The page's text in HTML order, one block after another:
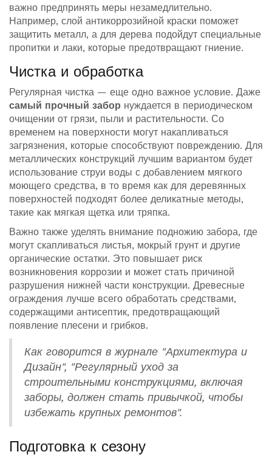
важно предпринять меры незамедлительно.
Например, слой антикоррозийной краски поможет
защитить металл, а для дерева подойдут специальные
пропитки и лаки, которые предотвращают гниение.
Чистка и обработка
Регулярная чистка — еще одно важное условие. Даже
самый прочный забор нуждается в периодическом
очищении от грязи, пыли и растительности. Со
временем на поверхности могут накапливаться
загрязнения, которые способствуют повреждению. Для
металлических конструкций лучшим вариантом будет
использование струи воды с добавлением мягкого
моющего средства, в то время как для деревянных
поверхностей подходят более деликатные методы,
такие как мягкая щетка или тряпка.
Важно также уделять внимание подножию забора, где
могут скапливаться листья, мокрый грунт и другие
органические остатки. Это повышает риск
возникновения коррозии и может стать причиной
разрушения нижней части конструкции. Древесные
ограждения лучше всего обработать средствами,
содержащими антисептик, предотвращающий
появление плесени и грибков.
Как говорится в журнале "Архитектура и
Дизайн", "Регулярный уход за
строительными конструкциями, включая
заборы, должен стать привычкой, чтобы
избежать крупных ремонтов".
Подготовка к сезону